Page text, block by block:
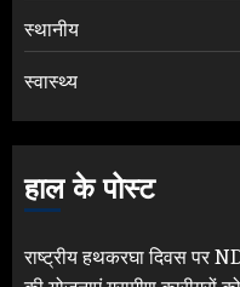
स्थानीय
स्वास्थ्य
हाल के पोस्ट
राष्ट्रीय हथकरघा दिवस पर